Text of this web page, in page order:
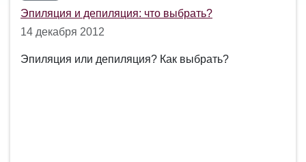
Эпиляция и депиляция: что выбрать?
14 декабря 2012
Эпиляция или депиляция? Как выбрать?